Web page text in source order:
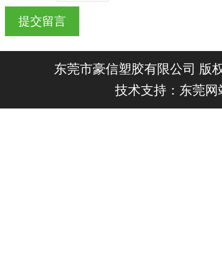
东莞市豪信塑胶有限公司 版
技术支持：东莞网